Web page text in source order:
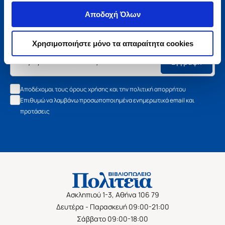
Αποδοχή Όλων
Χρησιμοποιήστε μόνο τα απαραίτητα cookies
Μάθετε τα νέα της Πολιτείας
Εγγραφείτε στο newsletter μας και μάθετε πρώτοι όλα τα
νέα βιβλία, τις εξαιρετικές τιμές και τις εκδηλώσεις μας.
Εγγραφή
Αποδέχομαι τους όρους χρήσης και την πολιτική απορρήτου
Επιθυμώ να λαμβάνω προσωποποιημένα ενημερωτικά email και
προτάσεις
Ασκληπιού 1-3, Αθήνα 106 79
Δευτέρα - Παρασκευή 09:00-21:00
Σάββατο 09:00-18:00